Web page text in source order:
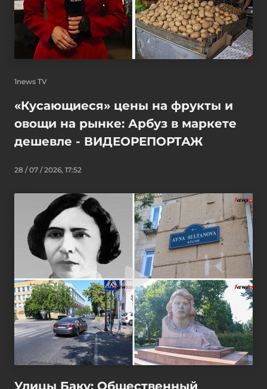
1news TV
«Кусающиеся» цены на фрукты и
овощи на рынке: Арбуз в маркете
дешевле - ВИДЕОРЕПОРТАЖ
28 / 07 / 2026, 17:52
Улицы Баку: Общественный